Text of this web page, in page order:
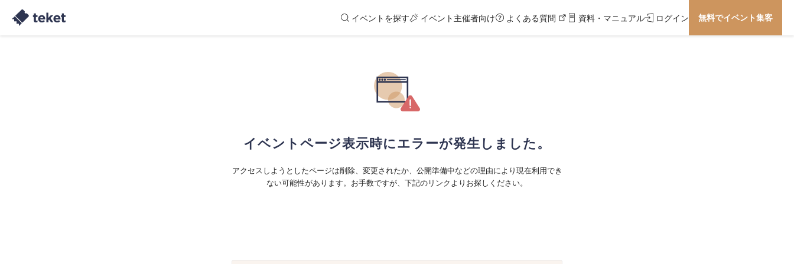
イベントを探す イベント主催者向け よくある質問 資料・マニュアル ログイン 無料でイベント集客
イベントページ表示時にエラーが発生しました。
アクセスしようとしたページは削除、変更されたか、公開準備中などの理由により現在利用でき
ない可能性があります。お手数ですが、下記のリンクよりお探しください。